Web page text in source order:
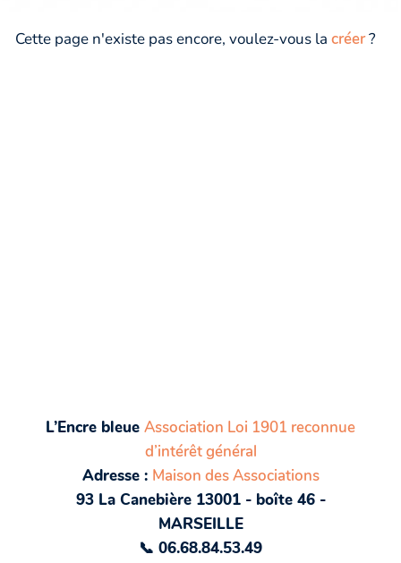
Cette page n'existe pas encore, voulez-vous la créer?
L’Encre bleue Association Loi 1901 reconnue
d’intérêt général
Adresse : Maison des Associations
93 La Canebière 13001 - boîte 46 -
MARSEILLE
📞 06.68.84.53.49